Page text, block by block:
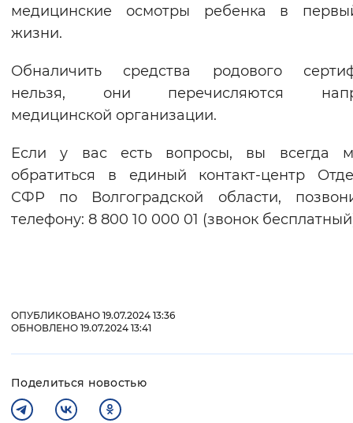
медицинские осмотры ребенка в
жизни.
Обналичить средства родового
нельзя, они перечисляются
медицинской организации.
Если у вас есть вопросы, вы всегда
обратиться в единый контакт-центр
СФР по Волгоградской области,
телефону: 8 800 10 000 01 (звонок
ОПУБЛИКОВАНО 19.07.2024 13:36
ОБНОВЛЕНО 19.07.2024 13:41
Поделиться новостью